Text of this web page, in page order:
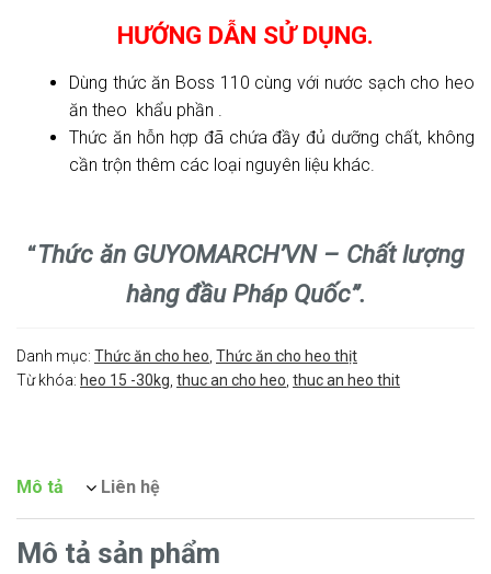
HƯỚNG DẪN SỬ DỤNG.
Dùng thức ăn Boss 110 cùng với nước sạch cho heo
ăn theo khẩu phần .
Thức ăn hỗn hợp đã chứa đầy đủ dưỡng chất, không
cần trộn thêm các loại nguyên liệu khác.
“Thức ăn GUYOMARCH’VN – Chất lượng
hàng đầu Pháp Quốc”.
Danh mục: Thức ăn cho heo, Thức ăn cho heo thịt
Từ khóa: heo 15 -30kg, thuc an cho heo, thuc an heo thit
Mô tả Liên hệ
Mô tả sản phẩm